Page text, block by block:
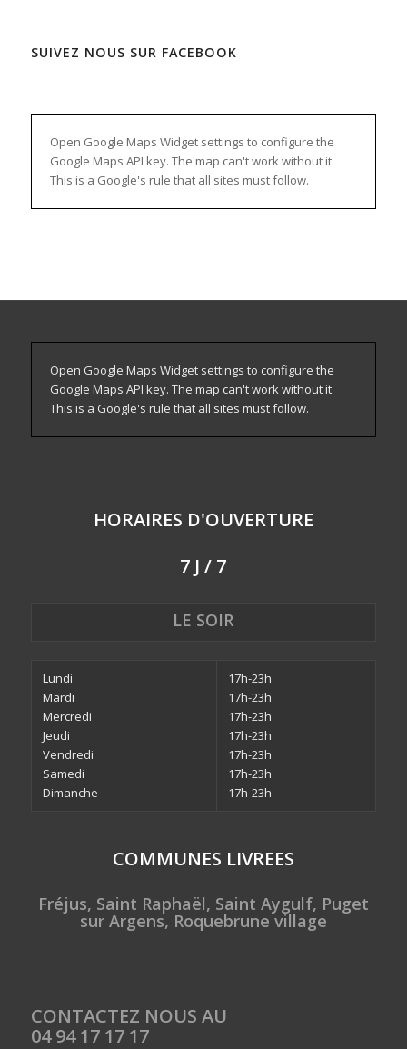
SUIVEZ NOUS SUR FACEBOOK
maintenance
Open Google Maps Widget settings to configure the
Google Maps API key. The map can't work without it.
This is a Google's rule that all sites must follow.
Open Google Maps Widget settings to configure the
Google Maps API key. The map can't work without it.
This is a Google's rule that all sites must follow.
HORAIRES D'OUVERTURE
7 J / 7
LE SOIR
Lundi
Mardi
Mercredi
Jeudi
Vendredi
Samedi
Dimanche
17h-23h
17h-23h
17h-23h
17h-23h
17h-23h
17h-23h
17h-23h
COMMUNES LIVREES
Fréjus, Saint Raphaël, Saint Aygulf, Puget
sur Argens, Roquebrune village
CONTACTEZ NOUS AU
04 94 17 17 17